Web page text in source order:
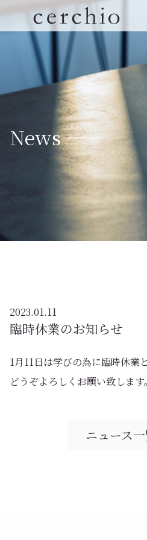
News ——
2023.01.11
臨時休業のお知らせ
1月11日は学びの為に臨時休業
どうぞよろしくお願い致します。
ニュース